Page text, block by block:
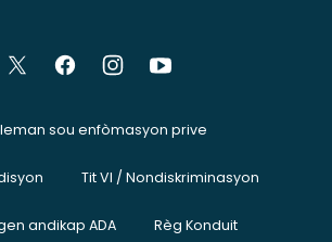
sou enfòmasyon prive
Tit VI / Nondiskriminasyon
andikap ADA Règ Konduit